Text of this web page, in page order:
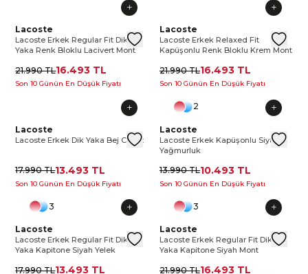
Lacoste Erkek Regular Fit Dik Yaka Renk Bloklu Lacivert
Lacoste Erkek Regular Fit Dik
Lacoste
Lacoste Erkek Regular Fit Dik
Yaka Renk Bloklu Lacivert Mont
21.990 TL16.493 TL
Son 10 Günün En Düşük Fiyatı
Lacoste Erkek Relaxed Fit
Lacoste
Lacoste Erkek Relaxed Fit
Kapüşonlu Renk Bloklu Krem Mont
21.990 TL16.493 TL
Son 10 Günün En Düşük Fiyatı
Lacoste Erkek Dik Yaka Bej CeketLacoste Erkek Dik Yaka Bej
Lacoste
Lacoste Erkek Dik Yaka Bej Ceket
17.990 TL13.493 TL
Son 10 Günün En Düşük Fiyatı
Lacoste Erkek Kapüşonlu
2
Lacoste
Lacoste Erkek Kapüşonlu Siyah
Yağmurluk
13.990 TL10.493 TL
Son 10 Günün En Düşük Fiyatı
Lacoste Erkek Regular Fit Dik Yaka Kapitone Siyah Yelek
Lacoste Erkek Regular Fit Dik
3
Lacoste
Lacoste Erkek Regular Fit Dik
Yaka Kapitone Siyah Yelek
17.990 TL13.493 TL
Lacoste Erkek Regular Fit Dik
3
Lacoste
Lacoste Erkek Regular Fit Dik
Yaka Kapitone Siyah Mont
21.990 TL16.493 TL